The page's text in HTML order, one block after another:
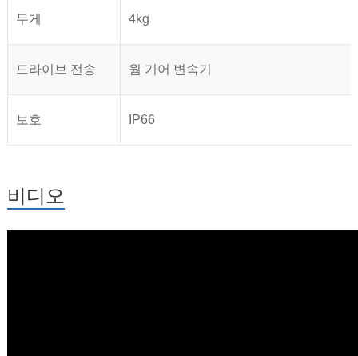
무게 4kg
드라이브 전송 웜 기어 변속기
보호 IP66
비디오